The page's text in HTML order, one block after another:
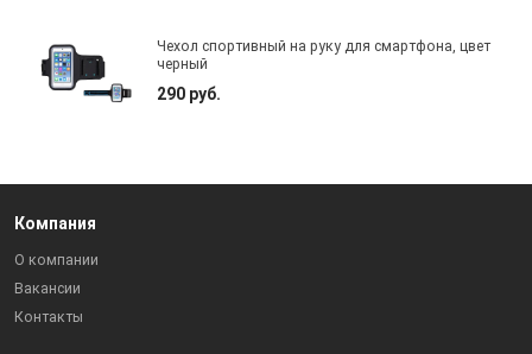
Чехол спортивный на руку для смартфона, цвет
черный
290 руб.
Компания
О компании
Вакансии
Контакты